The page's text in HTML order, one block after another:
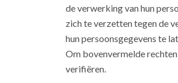
de verwerking van hun
zich te verzetten tegen de
hun persoonsgegevens te
Om bovenvermelde
verifiëren.